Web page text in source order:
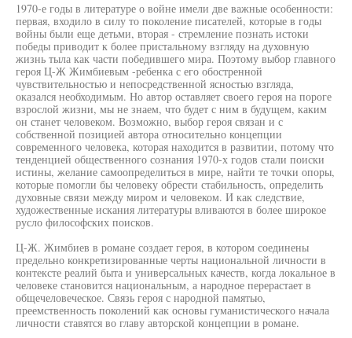
1970-е годы в литературе о войне имели две важные особенности:
первая, входило в силу то поколение писателей, которые в годы
войны были еще детьми, вторая - стремление познать истоки
победы приводит к более пристальному взгляду на духовную
жизнь тыла как части победившего мира. Поэтому выбор главного
героя Ц-Ж Жимбиевым -ребенка с его обостренной
чувствительностью и непосредственной ясностью взгляда,
оказался необходимым. Но автор оставляет своего героя на пороге
взрослой жизни, мы не знаем, что будет с ним в будущем, каким
он станет человеком. Возможно, выбор героя связан и с
собственной позицией автора относительно концепции
современного человека, которая находится в развитии, потому что
тенденцией общественного сознания 1970-х годов стали поиски
истины, желание самоопределиться в мире, найти те точки опоры,
которые помогли бы человеку обрести стабильность, определить
духовные связи между миром и человеком. И как следствие,
художественные искания литературы вливаются в более широкое
русло философских поисков.
Ц-Ж. Жимбиев в романе создает героя, в котором соединены
предельно конкретизированные черты национальной личности в
контексте реалий быта и универсальных качеств, когда локальное в
человеке становится национальным, а народное перерастает в
общечеловеческое. Связь героя с народной памятью,
преемственность поколений как основы гуманистического начала
личности ставятся во главу авторской концепции в романе.